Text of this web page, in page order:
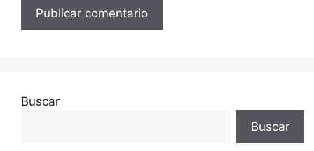
Buscar
Buscar